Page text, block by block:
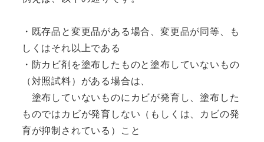
・既存品と変更品がある場合、変更品が同等、も
しくはそれ以上である
・防カビ剤を塗布したものと塗布していないもの
（対照試料）がある場合は、
塗布していないものにカビが発育し、塗布した
ものではカビが発育しない（もしくは、カビの発
育が抑制されている）こと